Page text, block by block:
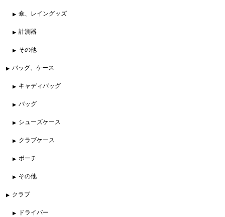
傘、レイングッズ
計測器
その他
バッグ、ケース
キャディバッグ
バッグ
シューズケース
クラブケース
ポーチ
その他
クラブ
ドライバー